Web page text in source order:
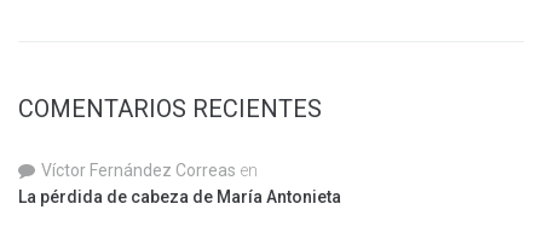
COMENTARIOS RECIENTES
Víctor Fernández Correas en
La pérdida de cabeza de María Antonieta